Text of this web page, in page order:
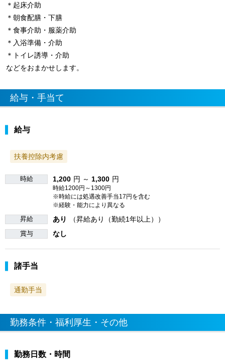
＊起床介助
＊朝食配膳・下膳
＊食事介助・服薬介助
＊入浴準備・介助
＊トイレ誘導・介助
などをおまかせします。
給与・手当て
給与
扶養控除内考慮
時給 1,200 円 ～ 1,300 円
時給1200円～1300円
※時給には処遇改善手当17円を含む
※経験・能力により異なる
昇給 あり （昇給あり（勤続1年以上））
賞与 なし
諸手当
通勤手当
勤務条件・福利厚生・その他
勤務日数・時間